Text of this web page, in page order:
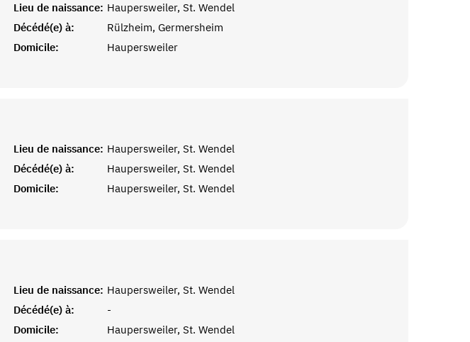
Lieu de naissance: Haupersweiler, St. Wendel
Décédé(e) à:
Rülzheim, Germersheim
Domicile:
Haupersweiler
Lieu de naissance: Haupersweiler, St. Wendel
Décédé(e) à:
Haupersweiler, St. Wendel
Domicile:
Haupersweiler, St. Wendel
Lieu de naissance: Haupersweiler, St. Wendel
Décédé(e) à:
-
Domicile:
Haupersweiler, St. Wendel